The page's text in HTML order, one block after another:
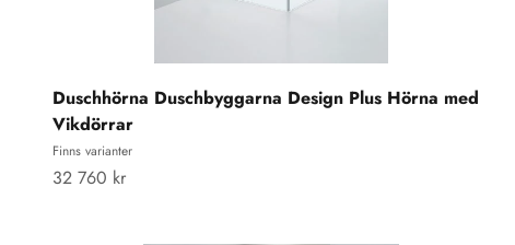
Duschhörna Duschbyggarna Design Plus Hörna med
Vikdörrar
Finns varianter
REA-pris
32 760 kr